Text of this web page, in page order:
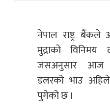
नेपाल राष्ट्र
मुद्राको
जसअनुसार आज
डलरको भाउ
पुगेको छ ।